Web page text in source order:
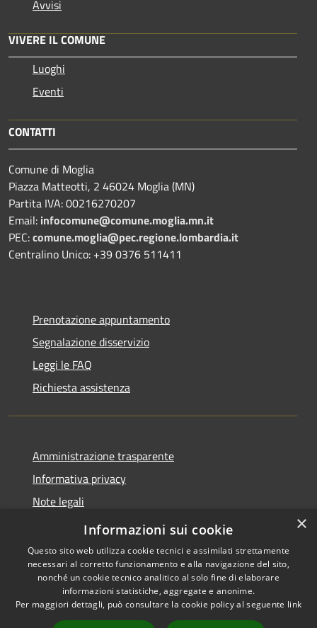
Avvisi
VIVERE IL COMUNE
Luoghi
Eventi
CONTATTI
Comune di Moglia
Piazza Matteotti, 2 46024 Moglia (MN)
Partita IVA: 00216270207
Email: infocomune@comune.moglia.mn.it
PEC:comune.moglia@pec.regione.lombardia.it
Centralino Unico: +39 0376 511411
Prenotazione appuntamento
Segnalazione disservizio
Leggi le FAQ
Richiesta assistenza
Amministrazione trasparente
Informativa privacy
Note legali
Dichiarazione di accessibilità
Accessibilità
Copyright © 2026 • Comune di
Moglia • Powered by
×
Informazioni sui cookie
Questo sito web utilizza cookie tecnici e assimilati strettamente
necessari al corretto funzionamento e alla navigazione del sito,
nonché un cookie tecnico analitico al solo fine di elaborare
informazioni statistiche, aggregate e anonime.
Per maggiori dettagli, può consultare la cookie policy al seguente link